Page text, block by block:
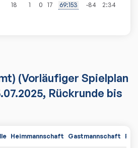
18 1 0 17 69:153 -84 2:34
(Vorläufiger Spielplan
Rückrunde bis
Heimmannschaft Gastmannschaft PDF